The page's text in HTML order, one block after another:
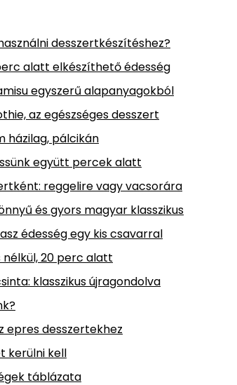
desszertkészítéshez?
alatt elkészíthető édesség
egyszerű alapanyagokból
az egészséges desszert
házilag, pálcikán
együtt percek alatt
reggelire vagy vacsorára
és gyors magyar klasszikus
édesség egy kis csavarral
20 perc alatt
klasszikus újragondolva
epres desszertekhez
kerülni kell
táblázata